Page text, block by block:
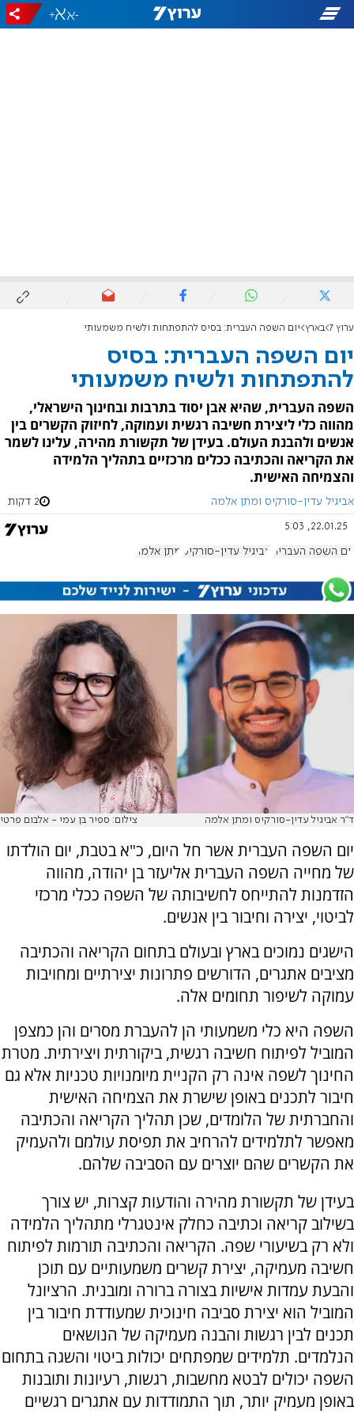
-
+
ערוץ 7 בארץ יום השפה העברית: בסיס להתפתחות ולשיח משמעותי
יום השפה העברית: בסיס
להתפתחות ולשיח משמעותי
השפה העברית, שהיא אבן יסוד בתרבות ובחינוך הישראלי,
מהווה כלי ליצירת חשיבה רגשית ועמוקה, לחיזוק הקשרים בין
אנשים ולהבנת העולם. בעידן של תקשורת מהירה, עלינו לשמר
את הקריאה והכתיבה ככלים מרכזיים בתהליך הלמידה
והצמיחה האישית.
אביגיל עדין-סורקיס ומתן אלמה 2 דקות
22.01.25, 5:03
יום השפה העברית אביגיל עדין-סורקיס מתן אלמה
ד"ר אביגיל עדין-סורקיס ומתן אלמה צילום: ספיר בן עמי - אלבום פרטי
יום השפה העברית אשר חל היום, כ"א בטבת, יום הולדתו
של מחייה השפה העברית אליעזר בן יהודה, מהווה
הזדמנות להתייחס לחשיבותה של השפה ככלי מרכזי
לביטוי, יצירה וחיבור בין אנשים.
הישגים נמוכים בארץ ובעולם בתחום הקריאה והכתיבה
מציבים אתגרים, הדורשים פתרונות יצירתיים ומחויבות
עמוקה לשיפור תחומים אלה.
השפה היא כלי משמעותי הן להעברת מסרים והן כמצפן
המוביל לפיתוח חשיבה רגשית, ביקורתית ויצירתית. מטרת
החינוך לשפה אינה רק הקניית מיומנויות טכניות אלא גם
חיבור לתכנים באופן שישרת את הצמיחה האישית
והחברתית של הלומדים, שכן תהליך הקריאה והכתיבה
מאפשר לתלמידים להרחיב את תפיסת עולמם ולהעמיק
את הקשרים שהם יוצרים עם הסביבה שלהם.
בעידן של תקשורת מהירה והודעות קצרות, יש צורך
בשילוב קריאה וכתיבה כחלק אינטגרלי מתהליך הלמידה
ולא רק בשיעורי שפה. הקריאה והכתיבה תורמות לפיתוח
חשיבה מעמיקה, יצירת קשרים משמעותיים עם תוכן
והבעת עמדות אישיות בצורה ברורה ומובנית. הרציונל
המוביל הוא יצירת סביבה חינוכית שמעודדת חיבור בין
תכנים לבין רגשות והבנה מעמיקה של הנושאים
הנלמדים. תלמידים שמפתחים יכולות ביטוי והשגה בתחום
השפה יכולים לבטא מחשבות, רגשות, רעיונות ותובנות
באופן מעמיק יותר, תוך התמודדות עם אתגרים רגשיים